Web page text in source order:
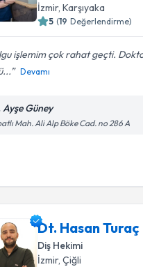
İzmir, Karşıyaka
5 (19 Değerlendirme)
işlemim çok rahat geçti.
Devamı
Ayşe Güney
Mah. Ali Alp Böke Cad. no 286 A
Dt. Hasan
Diş Hekimi
İzmir, Çiğli